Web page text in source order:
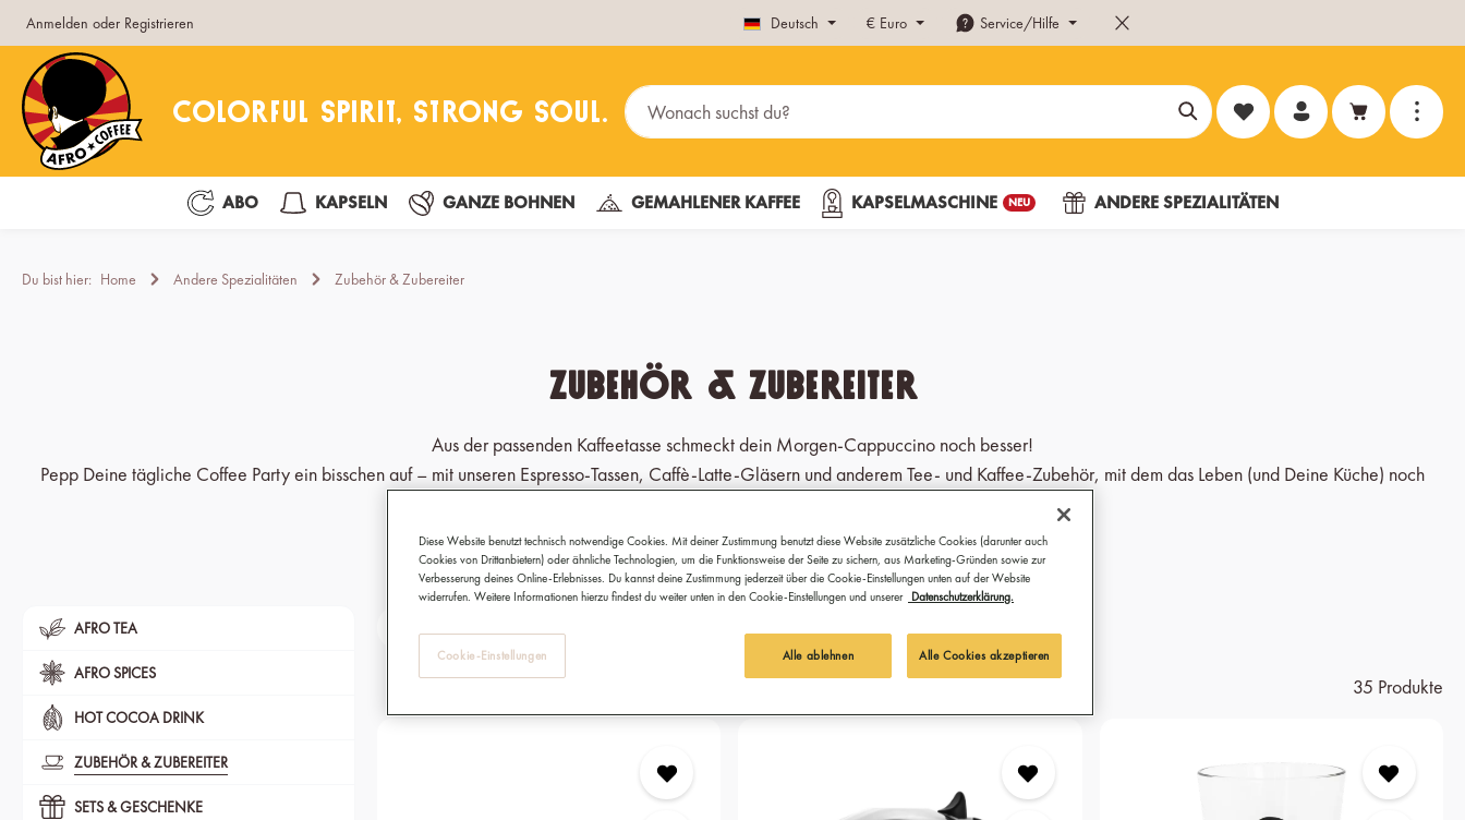
Zur Hauptnavigation springen
Anmelden oder Registrieren Deutsch € Euro Service/Hilfe
Du hast 0 Produkte auf dem
ABO KAPSELN GANZE BOHNEN GEMAHLENER KAFFEE KAPSELMASCHINE NEU ANDERE SPEZIALITÄTEN
Du bist hier: Home Andere Spezialitäten Zubehör & Zubereiter
Zubehör & Zubereiter
Aus der passenden Kaffeetasse schmeckt dein Morgen-Cappuccino noch besser!
Pepp Deine tägliche Coffee Party ein bisschen auf – mit unseren Espresso-Tassen, Caffè-Latte-Gläsern und anderem Tee- und Kaffee-Zubehör, mit dem das Leben (und Deine Küche) noch
AFRO TEA
AFRO SPICES
HOT COCOA DRINK
ZUBEHÖR & ZUBEREITER
SETS & GESCHENKE
35 Produkte
Diese Website benutzt technisch notwendige Cookies. Mit deiner Zustimmung benutzt diese Website zusätzliche Cookies (darunter auch
Cookies von Drittanbietern) oder ähnliche Technologien, um die Funktionsweise der Seite zu sichern, aus Marketing-Gründen sowie zur
Verbesserung deines Online-Erlebnisses. Du kannst deine Zustimmung jederzeit über die Cookie-Einstellungen unten auf der Website
widerrufen. Weitere Informationen hierzu findest du weiter unten in den Cookie-Einstellungen und unserer
Datenschutzerklärung.
Cookie-Einstellungen Alle ablehnen Alle Cookies akzeptieren